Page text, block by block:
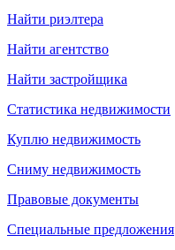
Найти риэлтера
Найти агентство
Найти застройщика
Статистика недвижимости
Куплю недвижимость
Сниму недвижимость
Правовые документы
Специальные предложения